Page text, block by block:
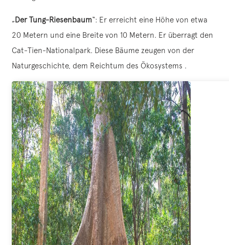
„Der Tung-Riesenbaum“: Er erreicht eine Höhe von etwa
20 Metern und eine Breite von 10 Metern. Er überragt den
Cat-Tien-Nationalpark. Diese Bäume zeugen von der
Naturgeschichte, dem Reichtum des Ökosystems .